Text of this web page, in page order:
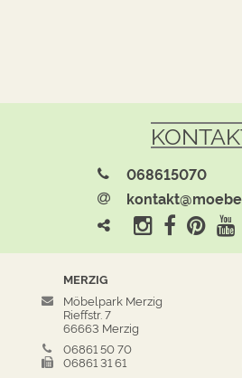
068615070
MERZIG
Möbelpark Merzig
Rieffstr. 7
66663 Merzig
06861 50 70
06861 31 61